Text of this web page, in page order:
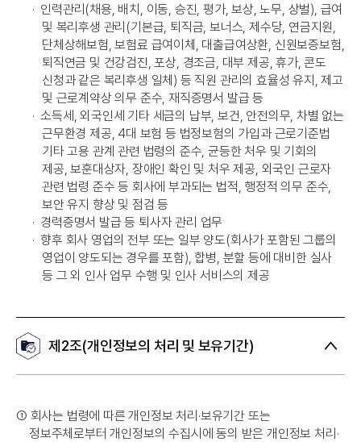
· 인력관리(채용, 배치, 이동, 승진, 평가, 보상, 노무, 상벌), 급여
및 복리후생 관리(기본급, 퇴직금, 보너스, 제수당, 연금지원,
단체상해보험, 보험료 급여이체, 대출급여상환, 신원보증보험,
퇴직연금 및 건강검진, 포상, 경조금, 대부 제공, 휴가, 콘도
신청과 같은 복리후생 일체) 등 직원 관리의 효율성 유지, 제고
및 근로계약상 의무 준수, 재직증명서 발급 등
· 소득세, 외국인세 기타 세금의 납부, 보건, 안전의무, 차별 없는
근무환경 제공, 4대 보험 등 법정보험의 가입과 근로기준법
기타 고용 관계 관련 법령의 준수, 균등한 처우 및 기회의
제공, 보훈대상자, 장애인 확인 및 처우 제공, 외국인 근로자
관련 법령 준수 등 회사에 부과되는 법적, 행정적 의무 준수,
보안 유지 향상 및 점검 등
· 경력증명서 발급 등 퇴사자 관리 업무
· 향후 회사 영업의 전부 또는 일부 양도(회사가 포함된 그룹의
영업이 양도되는 경우를 포함), 합병, 분할 등에 대비한 실사
등 그 외 인사 업무 수행 및 인사 서비스의 제공
제2조(개인정보의 처리 및 보유기간)
➀ 회사는 법령에 따른 개인정보 처리·보유기간 또는
정보주체로부터 개인정보의 수집시에 동의 받은 개인정보 처리·